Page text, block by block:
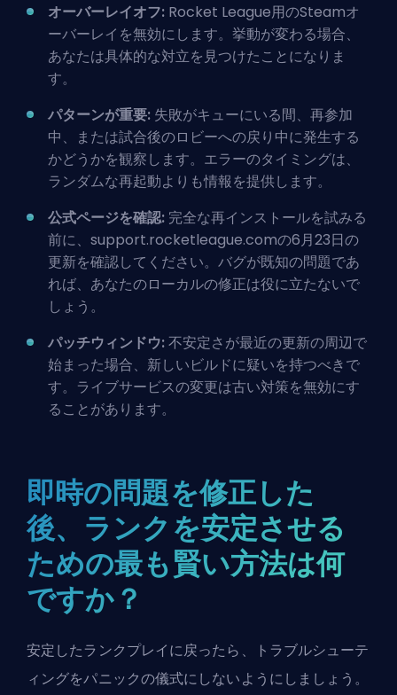
オーバーレイオフ: Rocket League用のSteamオ
ーバーレイを無効にします。挙動が変わる場合、
あなたは具体的な対立を見つけたことになりま
す。
パターンが重要: 失敗がキューにいる間、再参加
中、または試合後のロビーへの戻り中に発生する
かどうかを観察します。エラーのタイミングは、
ランダムな再起動よりも情報を提供します。
公式ページを確認: 完全な再インストールを試みる
前に、support.rocketleague.comの6月23日の
更新を確認してください。バグが既知の問題であ
れば、あなたのローカルの修正は役に立たないで
しょう。
パッチウィンドウ:不安定さが最近の更新の周辺で
始まった場合、新しいビルドに疑いを持つべきで
す。ライブサービスの変更は古い対策を無効にす
ることがあります。
即時の問題を修正した
後、ランクを安定させる
ための最も賢い方法は何
ですか？
安定したランクプレイに戻ったら、トラブルシューテ
ィングをパニックの儀式にしないようにしましょう。